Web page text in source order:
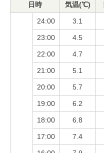
日時 気温(℃)
24:00 3.1
23:00 4.5
22:00 4.7
21:00 5.1
20:00 5.7
19:00 6.2
18:00 6.8
17:00 7.4